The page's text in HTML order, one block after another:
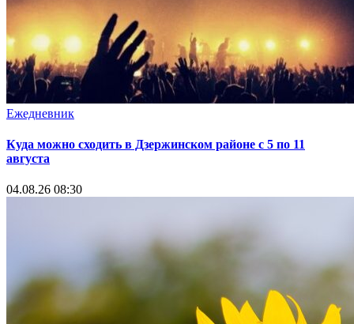
Ежедневник
Куда можно сходить в Дзержинском районе с 5 по 11
августа
04.08.26 08:30